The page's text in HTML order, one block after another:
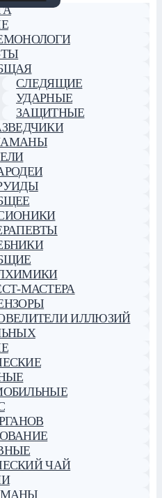
СЛЕДЯЩИЕ
УДАРНЫЕ
ЗАЩИТНЫЕ
МАСТЕРА
ИЛЛЮЗИЙ
ЧАЙ